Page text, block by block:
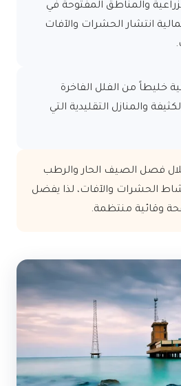
والمناطق المفتوحة في
انتشار الحشرات والآفات
خليطاً من الفلل الفاخرة
والمنازل التقليدية التي
فصل الصيف الحار والرطب
الحشرات والآفات، لذا يفضل
وقائية منتظمة.